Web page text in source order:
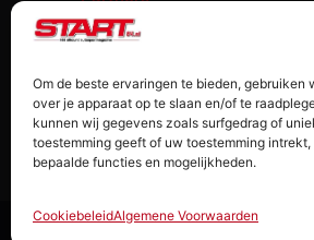
Om de beste ervaringen te bieden,
over je apparaat op te slaan en/of te
kunnen wij gegevens zoals surfgedrag of
toestemming geeft of uw toestemming
bepaalde functies en mogelijkheden.
CookiebeleidAlgemene Voorwaarden
Wat doen wij nog meer
Contact
Copyright 2024 START '84